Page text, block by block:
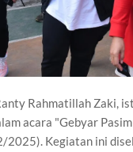
Rahmatillah Zaki,
acara "Gebyar
Kegiatan ini